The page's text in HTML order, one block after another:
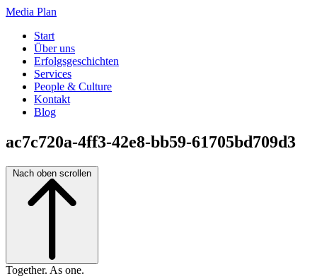
Media Plan
Start
Über uns
Erfolgsgeschichten
Services
People & Culture
Kontakt
Blog
ac7c720a-4ff3-42e8-bb59-61705bd709d3
Nach oben scrollen
Together. As one.